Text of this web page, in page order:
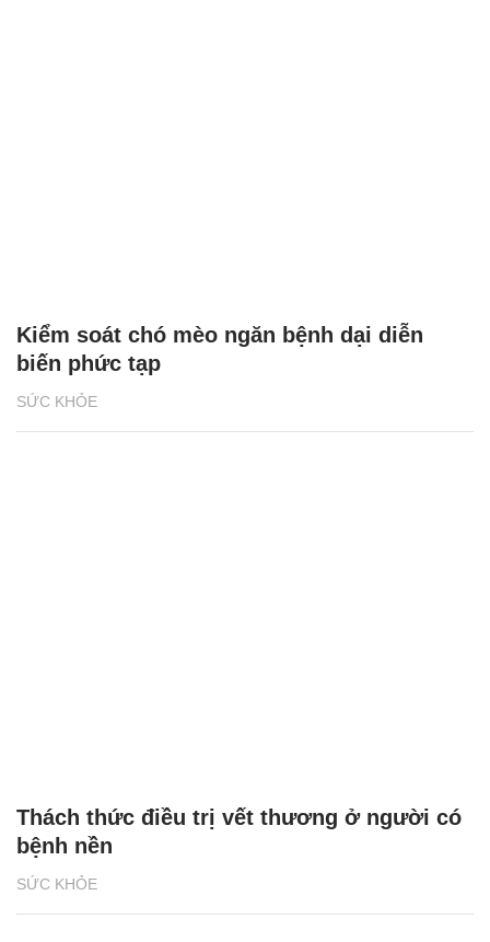
SỨC KHỎE
Kiểm soát chó mèo ngăn bệnh dại diễn
biến phức tạp
SỨC KHỎE
Thách thức điều trị vết thương ở người có
bệnh nền